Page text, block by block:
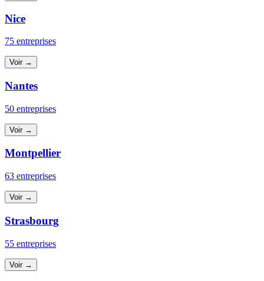
Nice
75 entreprises
Voir →
Nantes
50 entreprises
Voir →
Montpellier
63 entreprises
Voir →
Strasbourg
55 entreprises
Voir →